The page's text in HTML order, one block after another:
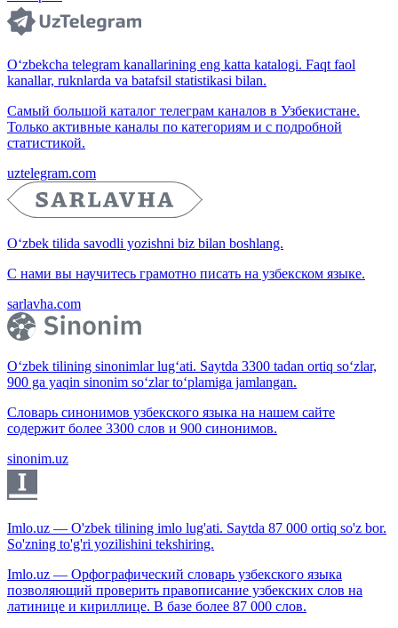
O‘zbekcha telegram kanallarining eng katta katalogi. Faqt faol
kanallar, ruknlarda va batafsil statistikasi bilan.
Самый большой каталог телеграм каналов в Узбекистане.
Только активные каналы по категориям и с подробной
статистикой.
uztelegram.com
O‘zbek tilida savodli yozishni biz bilan boshlang.
С нами вы научитесь грамотно писать на узбекском языке.
sarlavha.com
O‘zbek tilining sinonimlar lug‘ati. Saytda 3300 tadan ortiq so‘zlar,
900 ga yaqin sinonim so‘zlar to‘plamiga jamlangan.
Словарь синонимов узбекского языка на нашем сайте
содержит более 3300 слов и 900 синонимов.
sinonim.uz
Imlo.uz — O'zbek tilining imlo lug'ati. Saytda 87 000 ortiq so'z bor.
So'zning to'g'ri yozilishini tekshiring.
Imlo.uz — Орфографический словарь узбекского языка
позволяющий проверить правописание узбекских слов на
латинице и кириллице. В базе более 87 000 слов.